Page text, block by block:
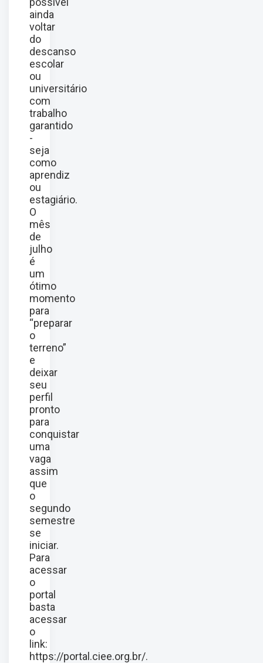
ainda
voltar
do
descanso
escolar
ou
universitário
com
trabalho
garantido
-
seja
como
aprendiz
ou
estagiário.
O
mês
de
julho
é
um
ótimo
momento
para
“preparar
o
terreno”
e
deixar
seu
perfil
pronto
para
conquistar
uma
vaga
assim
que
o
segundo
semestre
se
iniciar.
Para
acessar
o
portal
basta
acessar
o
link:
https://portal.ciee.org.br/.